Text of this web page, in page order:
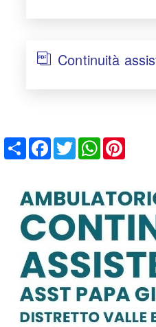
Continuità
ShareFacebook
TwitterWhatsApp